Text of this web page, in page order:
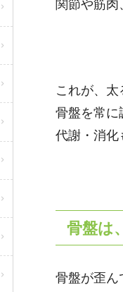
関節や筋肉
これが、太
骨盤を常に
代謝・消化
骨盤は
骨盤が歪ん